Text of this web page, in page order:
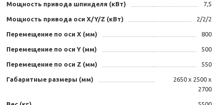
Мощность привода шпинделя (кВт) 7,5
Мощность привода оси X/Y/Z (кВт) 2/2/2
Перемещение по оси X (мм) 800
Перемещение по оси Y (мм) 500
Перемещение по оси Z (мм) 550
Габаритные размеры (мм)
2650 х 2500 х
2700